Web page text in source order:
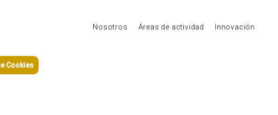
Nosotros Áreas de actividad Innovación
Cookies